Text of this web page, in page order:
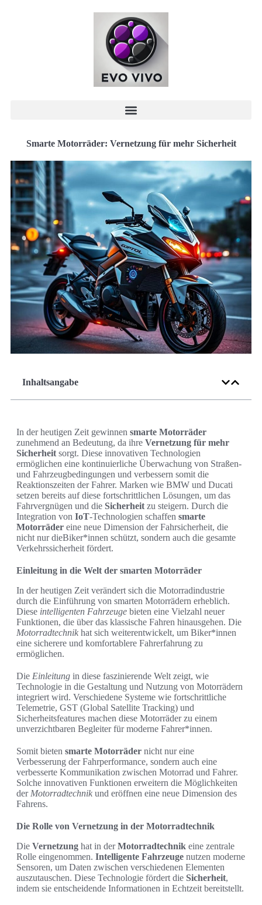
Smarte Motorräder: Vernetzung für mehr Sicherheit
Inhaltsangabe
In der heutigen Zeit gewinnen smarte Motorräder
zunehmend an Bedeutung, da ihre Vernetzung für mehr
Sicherheit sorgt. Diese innovativen Technologien
ermöglichen eine kontinuierliche Überwachung von Straßen-
und Fahrzeugbedingungen und verbessern somit die
Reaktionszeiten der Fahrer. Marken wie BMW und Ducati
setzen bereits auf diese fortschrittlichen Lösungen, um das
Fahrvergnügen und die Sicherheit zu steigern. Durch die
Integration von IoT-Technologien schaffen smarte
Motorräder eine neue Dimension der Fahrsicherheit, die
nicht nur dieBiker*innen schützt, sondern auch die gesamte
Verkehrssicherheit fördert.
Einleitung in die Welt der smarten Motorräder
In der heutigen Zeit verändert sich die Motorradindustrie
durch die Einführung von smarten Motorrädern erheblich.
Diese intelligenten Fahrzeuge bieten eine Vielzahl neuer
Funktionen, die über das klassische Fahren hinausgehen. Die
Motorradtechnik hat sich weiterentwickelt, um Biker*innen
eine sicherere und komfortablere Fahrerfahrung zu
ermöglichen.
Die Einleitung in diese faszinierende Welt zeigt, wie
Technologie in die Gestaltung und Nutzung von Motorrädern
integriert wird. Verschiedene Systeme wie fortschrittliche
Telemetrie, GST (Global Satellite Tracking) und
Sicherheitsfeatures machen diese Motorräder zu einem
unverzichtbaren Begleiter für moderne Fahrer*innen.
Somit bieten smarte Motorräder nicht nur eine
Verbesserung der Fahrperformance, sondern auch eine
verbesserte Kommunikation zwischen Motorrad und Fahrer.
Solche innovativen Funktionen erweitern die Möglichkeiten
der Motorradtechnik und eröffnen eine neue Dimension des
Fahrens.
Die Rolle von Vernetzung in der Motorradtechnik
Die Vernetzung hat in derMotorradtechnik eine zentrale
Rolle eingenommen. Intelligente Fahrzeuge nutzen moderne
Sensoren, um Daten zwischen verschiedenen Elementen
auszutauschen. Diese Technologie fördert die Sicherheit,
indem sie entscheidende Informationen in Echtzeit bereitstellt.